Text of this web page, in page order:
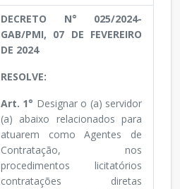
DECRETO N° 025/2024-
GAB/PMI, 07 DE FEVEREIRO
DE 2024
RESOLVE:
Art. 1° Designar o (a) servidor
(a) abaixo relacionados para
atuarem como Agentes de
Contratação, nos
procedimentos licitatórios
contratações diretas